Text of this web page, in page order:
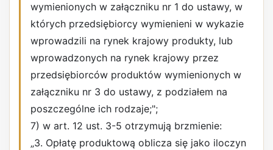
wymienionych w załączniku nr 1 do ustawy, w
których przedsiębiorcy wymienieni w wykazie
wprowadzili na rynek krajowy produkty, lub
wprowadzonych na rynek krajowy przez
przedsiębiorców produktów wymienionych w
załączniku nr 3 do ustawy, z podziałem na
poszczególne ich rodzaje;";
7) w art. 12 ust. 3-5 otrzymują brzmienie:
„3. Opłatę produktową oblicza się jako iloczyn